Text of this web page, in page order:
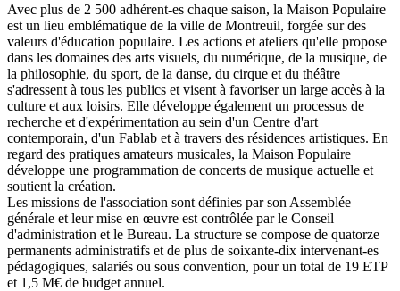
Avec plus de 2 500 adhérent-es chaque saison, la Maison Populaire
est un lieu emblématique de la ville de Montreuil, forgée sur des
valeurs d'éducation populaire. Les actions et ateliers qu'elle propose
dans les domaines des arts visuels, du numérique, de la musique, de
la philosophie, du sport, de la danse, du cirque et du théâtre
s'adressent à tous les publics et visent à favoriser un large accès à la
culture et aux loisirs. Elle développe également un processus de
recherche et d'expérimentation au sein d'un Centre d'art
contemporain, d'un Fablab et à travers des résidences artistiques. En
regard des pratiques amateurs musicales, la Maison Populaire
développe une programmation de concerts de musique actuelle et
soutient la création.
Les missions de l'association sont définies par son Assemblée
générale et leur mise en œuvre est contrôlée par le Conseil
d'administration et le Bureau. La structure se compose de quatorze
permanents administratifs et de plus de soixante-dix intervenant-es
pédagogiques, salariés ou sous convention, pour un total de 19 ETP
et 1,5 M€ de budget annuel.